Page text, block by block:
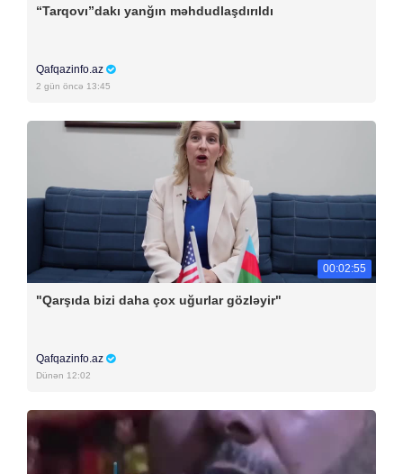
“Tarqovı”dakı yanğın məhdudlaşdırıldı
Qafqazinfo.az
2 gün öncə 13:45
00:02:55
"Qarşıda bizi daha çox uğurlar gözləyir"
Qafqazinfo.az
Dünən 12:02